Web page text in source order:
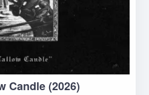
Candle (2026)